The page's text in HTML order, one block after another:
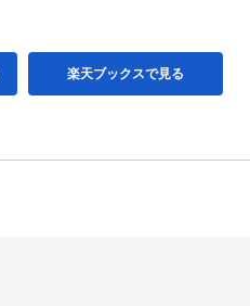
楽天ブックスで見る